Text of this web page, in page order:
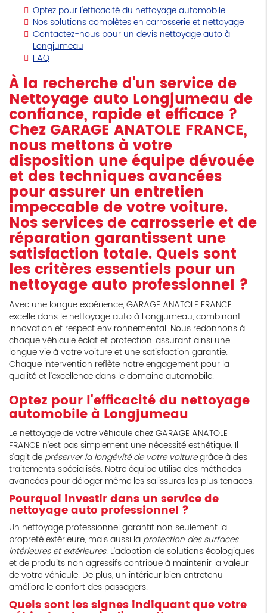
Optez pour l'efficacité du nettoyage automobile
Nos solutions complètes en carrosserie et nettoyage
Contactez-nous pour un devis nettoyage auto à
Longjumeau
FAQ
À la recherche d'un service de
Nettoyage auto Longjumeau de
confiance, rapide et efficace ?
Chez GARAGE ANATOLE FRANCE,
nous mettons à votre
disposition une équipe dévouée
et des techniques avancées
pour assurer un entretien
impeccable de votre voiture.
Nos services de carrosserie et de
réparation garantissent une
satisfaction totale. Quels sont
les critères essentiels pour un
nettoyage auto professionnel ?
Avec une longue expérience, GARAGE ANATOLE FRANCE
excelle dans le nettoyage auto à Longjumeau, combinant
innovation et respect environnemental. Nous redonnons à
chaque véhicule éclat et protection, assurant ainsi une
longue vie à votre voiture et une satisfaction garantie.
Chaque intervention reflète notre engagement pour la
qualité et l'excellence dans le domaine automobile.
Optez pour l'efficacité du nettoyage
automobile à Longjumeau
Le nettoyage de votre véhicule chez GARAGE ANATOLE
FRANCE n'est pas simplement une nécessité esthétique. Il
s'agit de préserver la longévité de votre voituregrâce à des
traitements spécialisés. Notre équipe utilise des méthodes
avancées pour déloger même les salissures les plus tenaces.
Pourquoi investir dans un service de
nettoyage auto professionnel ?
Un nettoyage professionnel garantit non seulement la
propreté extérieure, mais aussi la protection des surfaces
intérieures et extérieures. L'adoption de solutions écologiques
et de produits non agressifs contribue à maintenir la valeur
de votre véhicule. De plus, un intérieur bien entretenu
améliore le confort des passagers.
Quels sont les signes indiquant que votre